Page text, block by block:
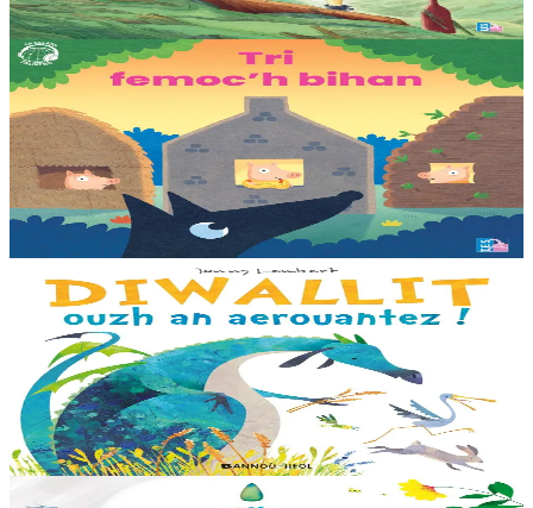
Er stok25,00 €
3 bloaz hag ouzhpenn
TES
Tri femoc'h bihan
Ur wech e oa tri femoc’h bihan hag a veve eürus gant o zud. Un
deiz koulskoude e voe poent da bep hini kaout e di ! Ur rummad
savet a-ratozh evit ar vugale...
Bannoù-heol
Diwallit ouzh an aerouantez !
Dreistordinal eo ti nevez Eflammez. Bleunioù zo, geot flour hag
amezeien plijus-tre. Sur eo ?... - N’out ket evit chom amañ ! a huch
al loened all dezhi. Ha...
Er stok13,00 €